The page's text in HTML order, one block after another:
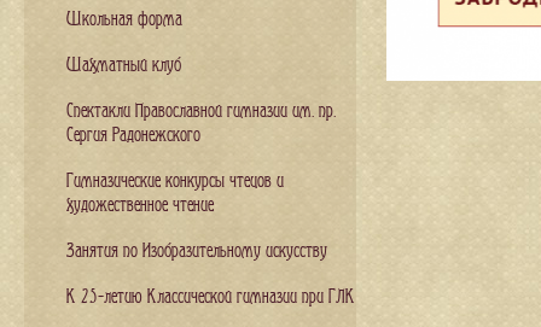
Школьная форма
Шахматный клуб
Спектакли Православной гимназии им. пр.
Сергия Радонежского
Гимназические конкурсы чтецов и
художественное чтение
Занятия по Изобразительному искусству
К 25-летию Классической гимназии при ГЛК